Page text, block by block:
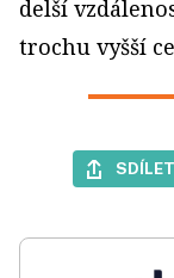
delší
trochu vyšší
SDÍLET